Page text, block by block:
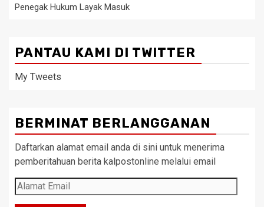
Penegak Hukum Layak Masuk
PANTAU KAMI DI TWITTER
My Tweets
BERMINAT BERLANGGANAN
Daftarkan alamat email anda di sini untuk menerima
pemberitahuan berita kalpostonline melalui email
Alamat
Email